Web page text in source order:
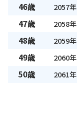
46歳 2057年
47歳 2058年
48歳 2059年
49歳 2060年
50歳 2061年